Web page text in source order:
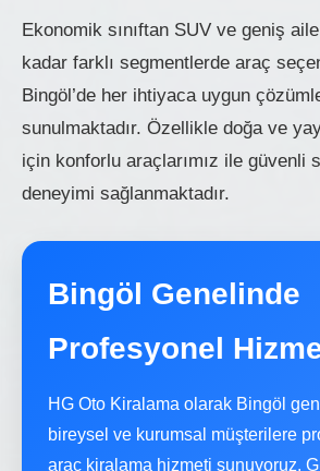
Ekonomik sınıftan SUV ve geniş
kadar farklı segmentlerde araç
Bingöl’de her ihtiyaca uygun
sunulmaktadır. Özellikle doğa ve
için konforlu araçlarımız ile güvenli
deneyimi sağlanmaktadır.
Bingöl Genelinde
Profesyonel
HG Oto Kiralama olarak Bingöl
bireysel ve kurumsal müşterilere
araç kiralama hizmeti sunuyoruz.